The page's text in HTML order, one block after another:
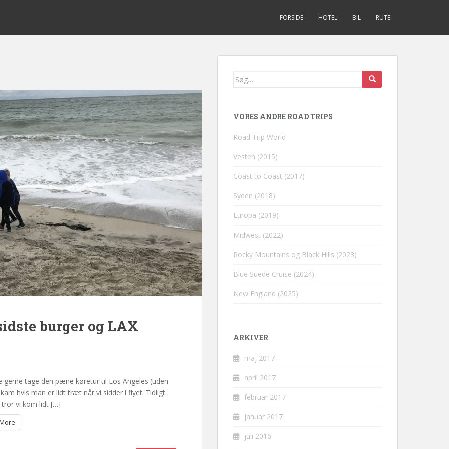
FORSIDE HOTEL BIL RUTE
burger og LAX
tage den pæne køretur til Los Angeles (uden
hvis man er lidt træt når vi sidder i flyet. Tidligt
tror vi kom lidt […]
Søg
efter:
VORES ANDRE ROAD TRIPS
Road Trip World
Vesten (2015)
Coast to Coast (2017)
Syden (2018)
Europa (2019)
Midwest (2022)
Rocky Mountains og Black Hills (2023)
Blue Suede Cruise (2024)
New England (2025)
ARKIVER
maj 2017
april 2017
februar 2017
januar 2017
juli 2016